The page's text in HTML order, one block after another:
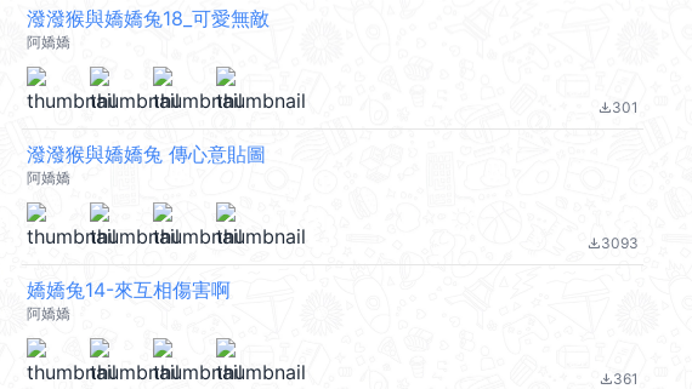
潑潑猴與嬌嬌兔18_可愛無敵
阿嬌嬌
file_download301
潑潑猴與嬌嬌兔 傳心意貼圖
阿嬌嬌
file_download3093
嬌嬌兔14-來互相傷害啊
阿嬌嬌
file_download361